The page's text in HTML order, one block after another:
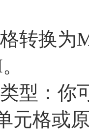
转换为
型：你
元格或